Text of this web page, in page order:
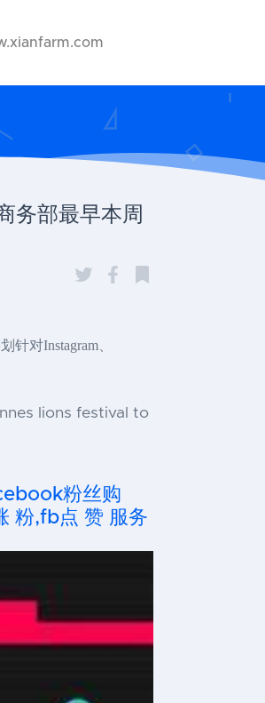
务部最早本周
对Instagram、
lions festival to
粉丝购
粉,fb点 赞 服务